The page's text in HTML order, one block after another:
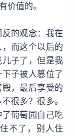
价值的。
的观念：我在
而这个以后的
子了，但是我
子被人篡位了
，最后享受的
很多？很多。
葡萄园自己吃
不了，别人住